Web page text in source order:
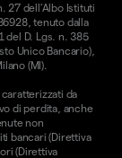
27 dell’Albo Istituti
tenuto dalla
del D. Lgs. n. 385
Unico Bancario),
(MI).
da
di perdita, anche
non
bancari (Direttiva
(Direttiva